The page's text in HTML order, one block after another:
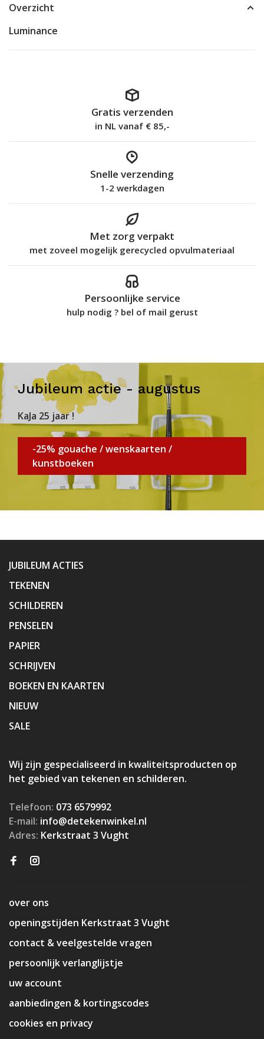
Overzicht
Luminance
Gratis verzenden
in NL vanaf € 85,-
Snelle verzending
1-2 werkdagen
Met zorg verpakt
met zoveel mogelijk gerecycled opvulmateriaal
Persoonlijke service
hulp nodig ? bel of mail gerust
Jubileum actie - augustus
KaJa 25 jaar !
-25% gouache / wenskaarten /
kunstboeken
JUBILEUM ACTIES
TEKENEN
SCHILDEREN
PENSELEN
PAPIER
SCHRIJVEN
BOEKEN EN KAARTEN
NIEUW
SALE
Wij zijn gespecialiseerd in kwaliteitsproducten op
het gebied van tekenen en schilderen.
Telefoon: 073 6579992
E-mail: info@detekenwinkel.nl
Adres: Kerkstraat 3 Vught
over ons
openingstijden Kerkstraat 3 Vught
contact & veelgestelde vragen
persoonlijk verlanglijstje
uw account
aanbiedingen & kortingscodes
cookies en privacy